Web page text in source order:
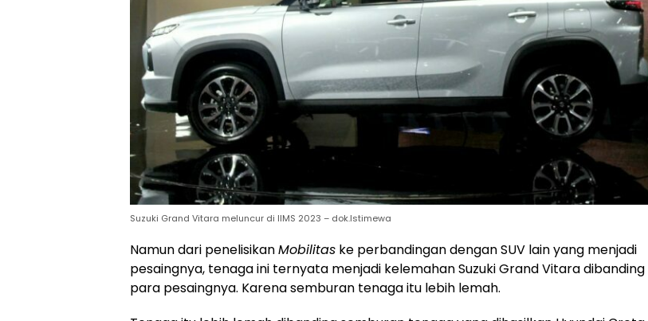
Suzuki Grand Vitara meluncur di IIMS 2023 – dok.Istimewa
Namun dari penelisikanMobilitas ke perbandingan dengan SUV lain yang menjadi
pesaingnya, tenaga ini ternyata menjadi kelemahan Suzuki Grand Vitara dibanding
para pesaingnya. Karena semburan tenaga itu lebih lemah.